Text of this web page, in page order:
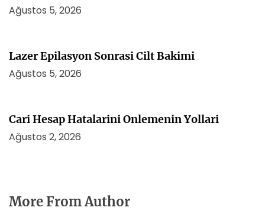
Ağustos 5, 2026
Lazer Epilasyon Sonrasi Cilt Bakimi
Ağustos 5, 2026
Cari Hesap Hatalarini Onlemenin Yollari
Ağustos 2, 2026
More From Author